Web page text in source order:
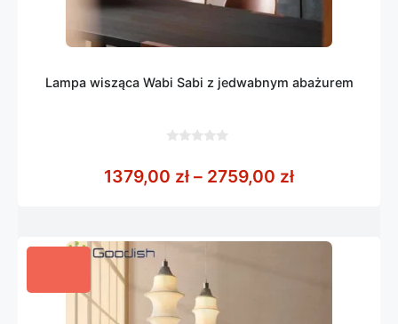
Lampa wisząca Wabi Sabi z jedwabnym abażurem
5
1379,00 zł – 2759,00 złZakres cen: